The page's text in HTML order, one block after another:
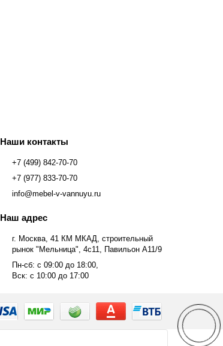
Наши контакты
+7 (499) 842-70-70
+7 (977) 833-70-70
info@mebel-v-vannuyu.ru
Наш адрес
г. Москва, 41 КМ МКАД, строительный
рынок "Мельница", 4с11, Павильон А11/9
Пн-сб: с 09:00 до 18:00,
Вск: с 10:00 до 17:00